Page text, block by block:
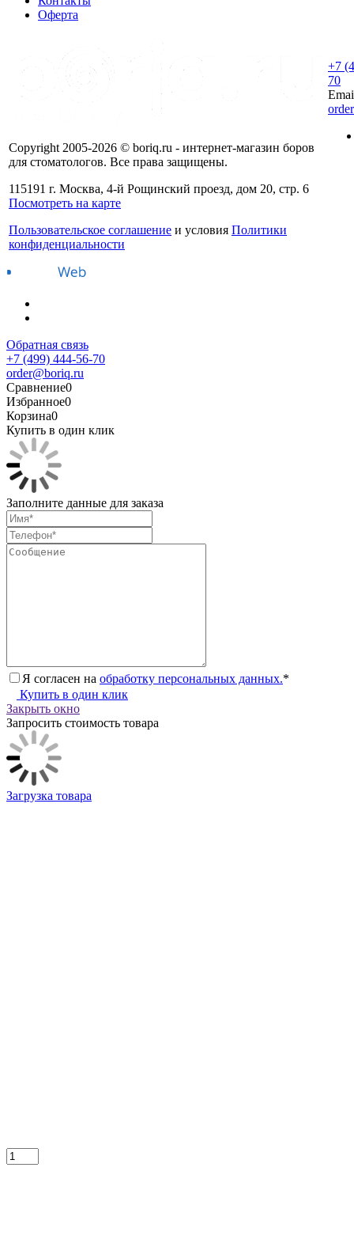
Оферта
Copyright 2005-2026 © boriq.ru - интернет-магазин боров
для стоматологов. Все права защищены.
115191 г. Москва, 4-й Рощинский проезд, дом 20, стр. 6
Посмотреть на карте
Пользовательское соглашение и условия Политики
конфиденциальности
+7
70
Обратная связь
+7 (499) 444-56-70
order@boriq.ru
Сравнение0
Избранное0
Корзина0
Купить в один клик
Заполните данные для заказа
Я согласен на обработку персональных данных.*
Купить в один клик
Закрыть окно
Запросить стоимость товара
Загрузка товара